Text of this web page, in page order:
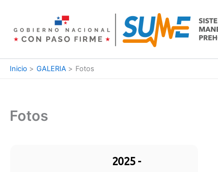
contenido
Inicio GALERIA Fotos
Fotos
2025 -